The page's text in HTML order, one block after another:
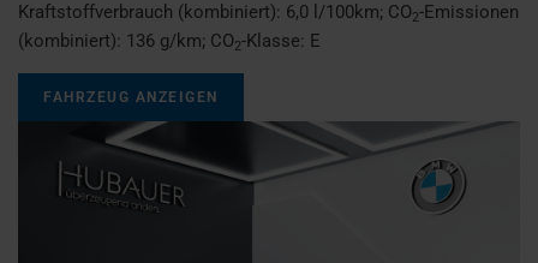
Kraftstoffverbrauch (kombiniert): 6,0 l/100km; CO2-Emissionen
(kombiniert): 136 g/km; CO2-Klasse: E
FAHRZEUG ANZEIGEN